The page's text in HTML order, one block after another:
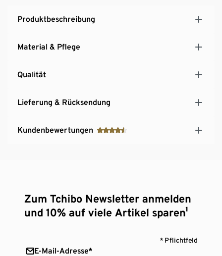
Produktbeschreibung
Material & Pflege
Qualität
Lieferung & Rücksendung
Kundenbewertungen
Zum Tchibo Newsletter anmelden
und 10% auf viele Artikel sparen¹
* Pflichtfeld
E-Mail-Adresse*